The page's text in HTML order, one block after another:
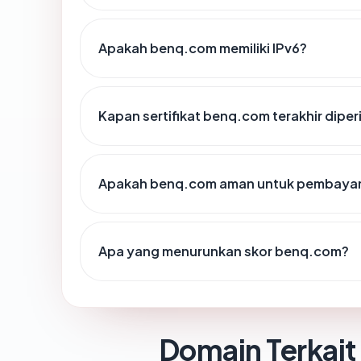
Apakah benq.com memiliki IPv6?
Kapan sertifikat benq.com terakhir
Apakah benq.com aman untuk
Apa yang menurunkan skor benq.com?
Domain Terkait